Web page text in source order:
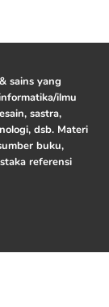
sains yang
ilmu
sastra,
dsb. Materi
buku,
referensi